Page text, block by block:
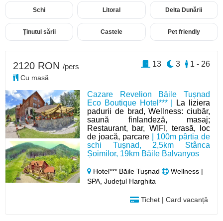
Schi Litoral Delta Dunării
Ținutul sării Castele Pet friendly
Cazare Revelion Băile Tușnad
Eco Boutique Hotel*** |
La liziera
padurii de brad, Wellness: ciubăr,
saună finlandeză, masaj;
Restaurant, bar, WIFI, terasă, loc
de joacă, parcare | 100m pârtia de
schi Tușnad, 2,5km Stânca
Șoimilor, 19km Băile Balvanyos
Hotel*** Băile Tușnad
Wellness |
SPA, Județul Harghita
Tichet | Card vacanță
2120 RON /pers
Cu masă
1 - 26
3
13